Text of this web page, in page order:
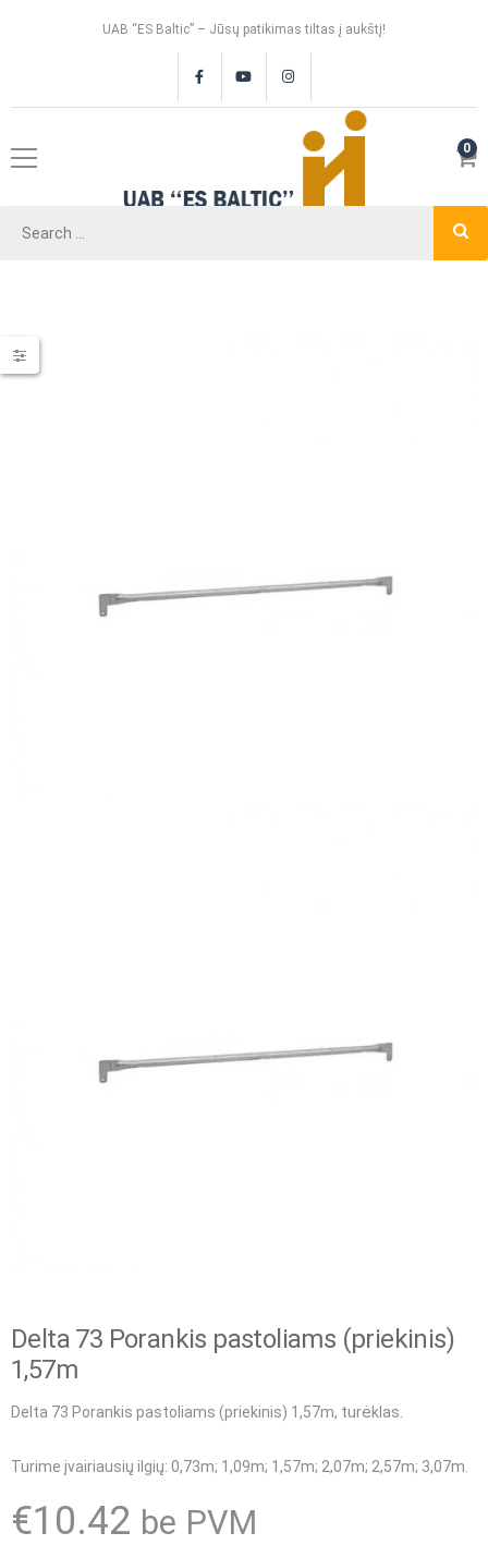
UAB “ES Baltic” – Jūsų patikimas tiltas į aukštį!
0
Delta 73 Porankis pastoliams (priekinis)
1,57m
Delta 73 Porankis pastoliams (priekinis) 1,57m, turėklas.
Turime įvairiausių ilgių: 0,73m; 1,09m; 1,57m; 2,07m; 2,57m; 3,07m.
€10.42 be PVM